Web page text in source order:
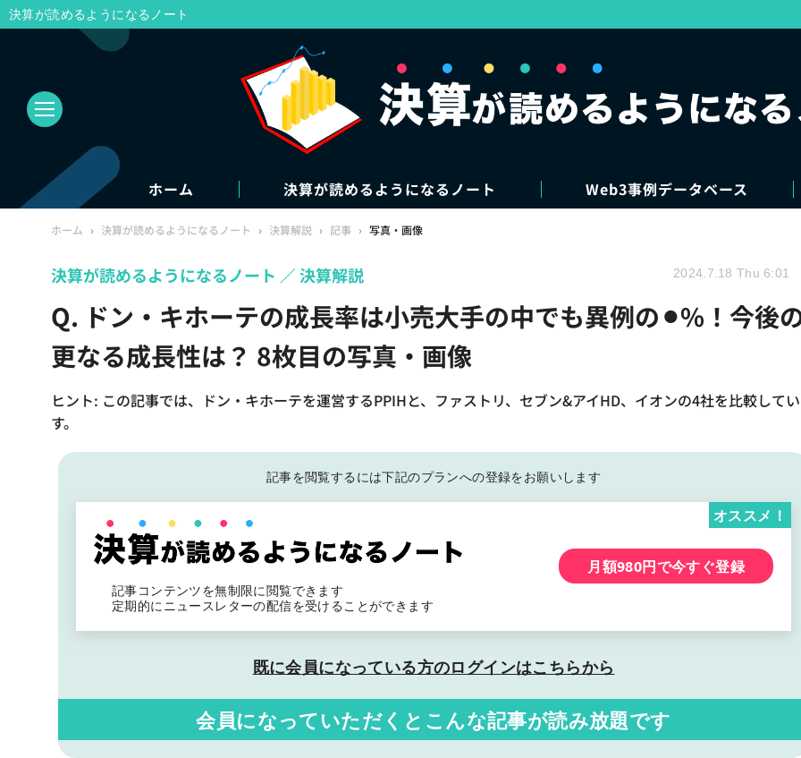
ホーム 決算が読めるようになるノート Web3事例データベース
ホーム › 決算が読めるようになるノート › 決算解説 › 記事 › 写真・画像
Q. ドン・キホーテの成長率は小売大手の中でも異例の⚫︎%！今後
更なる成長性は？ 8枚目の写真・画像
ヒント: この記事では、ドン・キホーテを運営するPPIHと、ファストリ、セブン&アイHD、イオンの4社を比較して
す。
決算が読めるようになるノート 決算解説 2024.7.18 Thu 6:01
記事を閲覧するには下記のプランへの登録をお願いします
記事コンテンツを無制限に閲覧できます
定期的にニュースレターの配信を受けることができます
オススメ！
月額980円で今すぐ登録
既に会員になっている方のログインはこちらから
会員になっていただくと こんな記事が読み放題です
決算が読めるようになるノート